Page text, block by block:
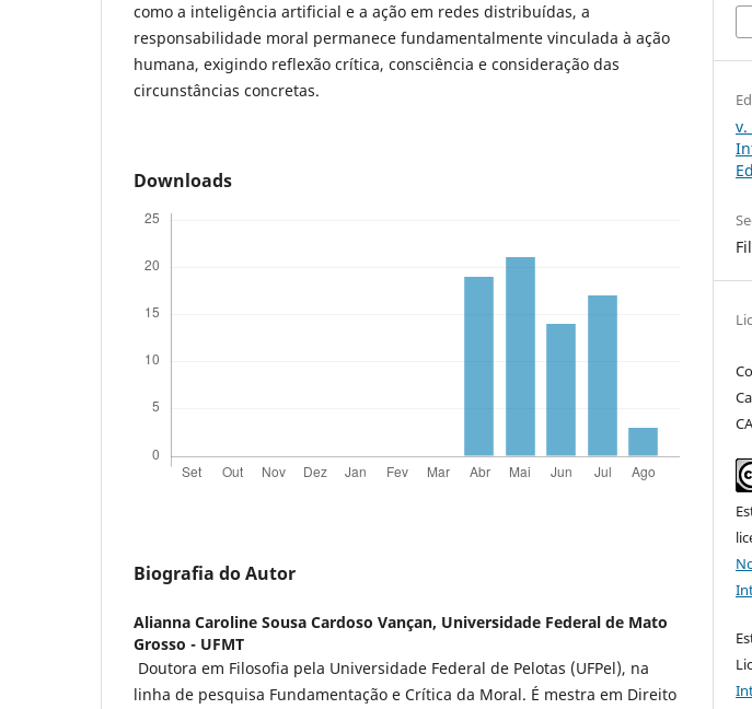
como a inteligência artificial e a ação em redes distribuídas, a
responsabilidade moral permanece fundamentalmente vinculada à ação
humana, exigindo reflexão crítica, consciência e consideração das
circunstâncias concretas.
Downloads
Biografia do Autor
Alianna Caroline Sousa Cardoso Vançan, Universidade Federal de Mato
Grosso - UFMT
Doutora em Filosofia pela Universidade Federal de Pelotas (UFPel), na
linha de pesquisa Fundamentação e Crítica da Moral. É mestra em Direito
v.